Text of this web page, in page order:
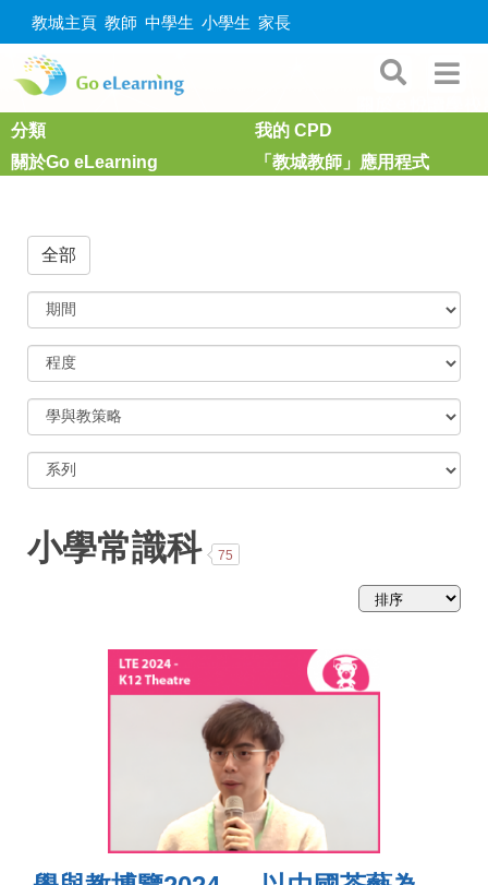
教城主頁 教師 中學生 小學生 家長
分類
我的 CPD
關於Go eLearning
「教城教師」應用程式
全部
間
度
與
策
小學常識科 75